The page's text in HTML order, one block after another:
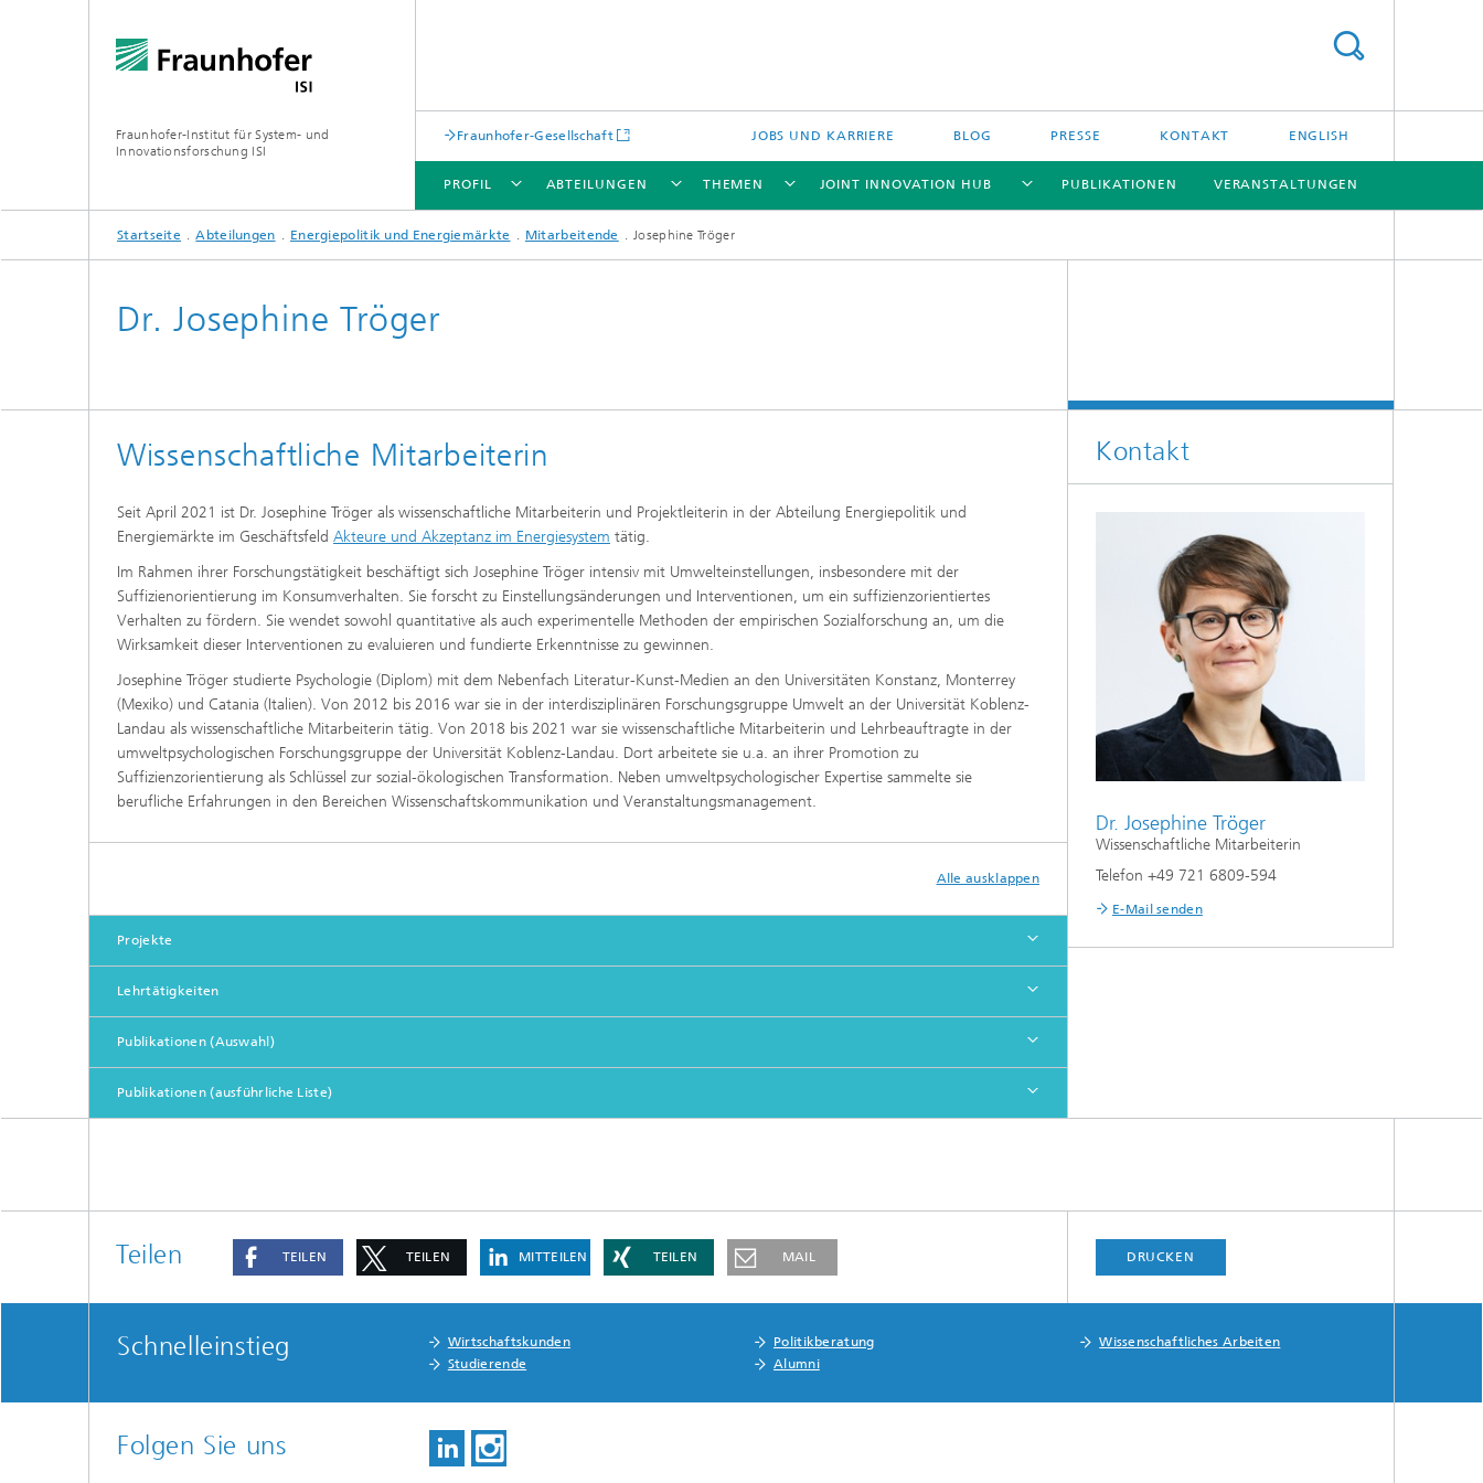
Fraunhofer-Institut für System- und
Innovationsforschung ISI
Fraunhofer-Gesellschaft JOBS UND KARRIERE BLOG PRESSE KONTAKT ENGLISH
PROFIL
PROFIL
ABTEILUNGEN
ABTEILUNGEN
THEMEN
THEMEN
JOINT INNOVATION HUB
JOINT INNOVATION HUB
PUBLIKATIONEN VERANSTALTUNGEN
Startseite Abteilungen Energiepolitik und Energiemärkte Mitarbeitende Josephine Tröger
Dr. Josephine Tröger
Wissenschaftliche Mitarbeiterin
Seit April 2021 ist Dr. Josephine Tröger als wissenschaftliche Mitarbeiterin und Projektleiterin in der Abteilung Energiepolitik und
Energiemärkte im Geschäftsfeld Akteure und Akzeptanz im Energiesystem tätig.
Im Rahmen ihrer Forschungstätigkeit beschäftigt sich Josephine Tröger intensiv mit Umwelteinstellungen, insbesondere mit der
Suffizienorientierung im Konsumverhalten. Sie forscht zu Einstellungsänderungen und Interventionen, um ein suffizienzorientiertes
Verhalten zu fördern. Sie wendet sowohl quantitative als auch experimentelle Methoden der empirischen Sozialforschung an, um die
Wirksamkeit dieser Interventionen zu evaluieren und fundierte Erkenntnisse zu gewinnen.
Josephine Tröger studierte Psychologie (Diplom) mit dem Nebenfach Literatur-Kunst-Medien an den Universitäten Konstanz, Monterrey
(Mexiko) und Catania (Italien). Von 2012 bis 2016 war sie in der interdisziplinären Forschungsgruppe Umwelt an der Universität Koblenz-
Landau als wissenschaftliche Mitarbeiterin tätig. Von 2018 bis 2021 war sie wissenschaftliche Mitarbeiterin und Lehrbeauftragte in der
umweltpsychologischen Forschungsgruppe der Universität Koblenz-Landau. Dort arbeitete sie u.a. an ihrer Promotion zu
Suffizienzorientierung als Schlüssel zur sozial-ökologischen Transformation. Neben umweltpsychologischer Expertise sammelte sie
berufliche Erfahrungen in den Bereichen Wissenschaftskommunikation und Veranstaltungsmanagement.
Alle ausklappen
Projekte
Lehrtätigkeiten
Publikationen (Auswahl)
Publikationen (ausführliche Liste)
Kontakt
Dr. Josephine Tröger
Wissenschaftliche Mitarbeiterin
Telefon +49 721 6809-594
E-Mail senden
Teilen TEILEN TEILEN MITTEILEN TEILEN MAIL DRUCKEN
Schnelleinstieg Wirtschaftskunden Politikberatung
Wissenschaftliches Arbeiten
Studierende
Alumni
Folgen Sie uns